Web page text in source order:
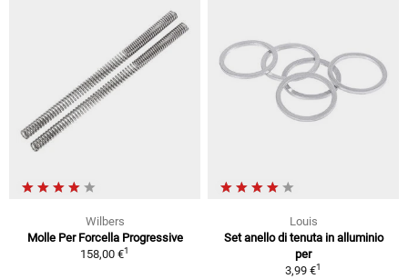
Wilbers
Molle Per Forcella Progressive
158,00 €1
Louis
Set anello di tenuta in alluminio
per
3,99 €1